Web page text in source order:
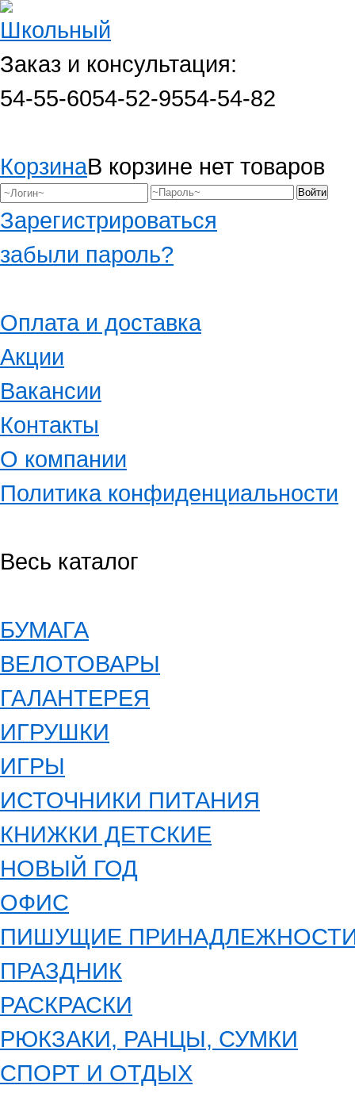
Заказ и консультация:
54-55-6054-52-9554-54-82
КорзинаВ корзине нет товаров
Зарегистрироваться
забыли пароль?
Оплата и доставка
Акции
Вакансии
Контакты
О компании
Политика конфиденциальности
Весь каталог
БУМАГА
ВЕЛОТОВАРЫ
ГАЛАНТЕРЕЯ
ИГРУШКИ
ИГРЫ
ИСТОЧНИКИ ПИТАНИЯ
КНИЖКИ ДЕТСКИЕ
НОВЫЙ ГОД
ОФИС
ПИШУЩИЕ
ПРАЗДНИК
РАСКРАСКИ
РЮКЗАКИ, РАНЦЫ, СУМКИ
СПОРТ И ОТДЫХ